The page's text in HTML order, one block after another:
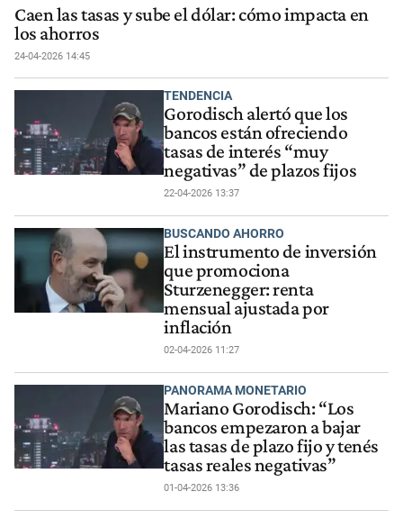
Caen las tasas y sube el dólar: cómo impacta en
los ahorros
24-04-2026 14:45
TENDENCIA
Gorodisch alertó que los
bancos están ofreciendo
tasas de interés “muy
negativas” de plazos fijos
22-04-2026 13:37
BUSCANDO AHORRO
El instrumento de inversión
que promociona
Sturzenegger: renta
mensual ajustada por
inflación
02-04-2026 11:27
PANORAMA MONETARIO
Mariano Gorodisch: “Los
bancos empezaron a bajar
las tasas de plazo fijo y tenés
tasas reales negativas”
01-04-2026 13:36